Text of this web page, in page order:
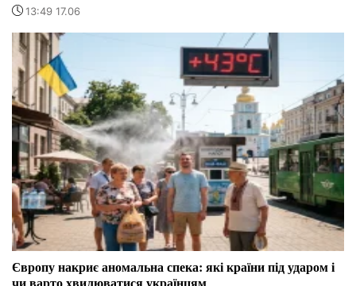
13:49 17.06
Європу накриє аномальна спека: які країни під ударом і